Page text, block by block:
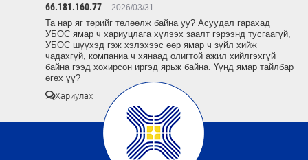
66.181.160.77 2026/03/31
Та нар яг төрийг төлөөлж байна уу? Асуудал гарахад
УБОС ямар ч хариуцлага хүлээх заалт гэрээнд тусгаагүй,
УБОС шүүхэд гэж хэлэхээс өөр ямар ч зүйл хийж
чадахгүй, компаниа ч хянаад олигтой ажил хийлгэхгүй
байна гээд хохирсон иргэд ярьж байна. Үүнд ямар тайлбар
өгөх үү?
Хариулах